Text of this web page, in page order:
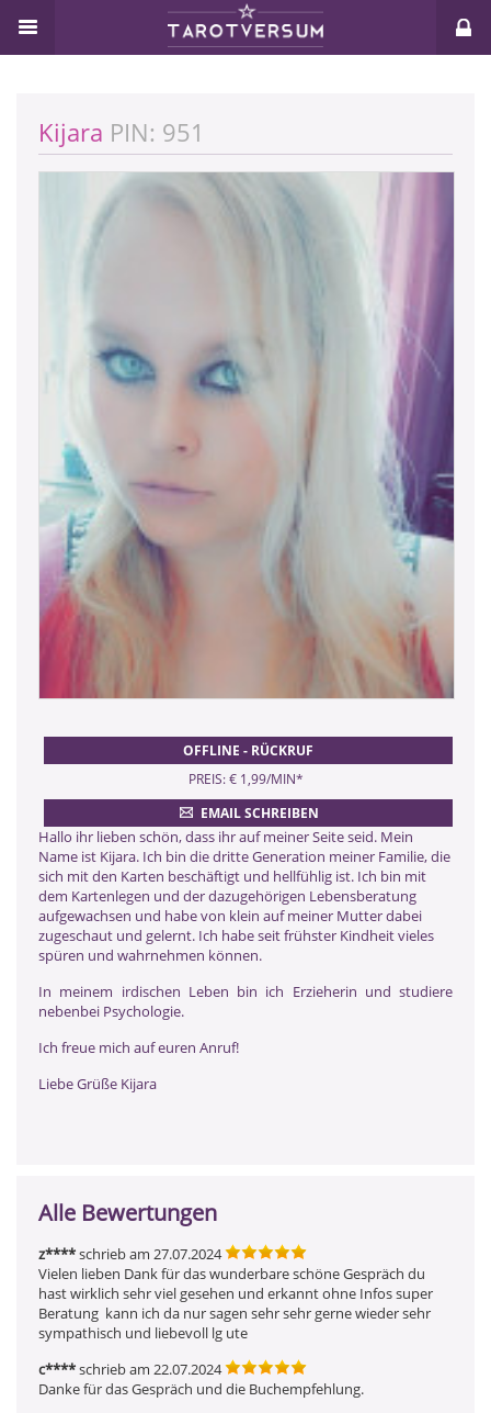
Kijara PIN: 951
OFFLINE - RÜCKRUF
PREIS: € 1,99/MIN*
EMAIL SCHREIBEN
Hallo ihr lieben schön, dass ihr auf meiner Seite seid. Mein
Name ist Kijara. Ich bin die dritte Generation meiner Familie, die
sich mit den Karten beschäftigt und hellfühlig ist. Ich bin mit
dem Kartenlegen und der dazugehörigen Lebensberatung
aufgewachsen und habe von klein auf meiner Mutter dabei
zugeschaut und gelernt. Ich habe seit frühster Kindheit vieles
spüren und wahrnehmen können.
In meinem irdischen Leben bin ich Erzieherin und studiere
nebenbei Psychologie.
Ich freue mich auf euren Anruf!
Liebe Grüße Kijara
Alle Bewertungen
z****schrieb am 27.07.2024
Vielen lieben Dank für das wunderbare schöne Gespräch du
hast wirklich sehr viel gesehen und erkannt ohne Infos super
Beratung  kann ich da nur sagen sehr sehr gerne wieder sehr
sympathisch und liebevoll lg ute
c****schrieb am 22.07.2024
Danke für das Gespräch und die Buchempfehlung.